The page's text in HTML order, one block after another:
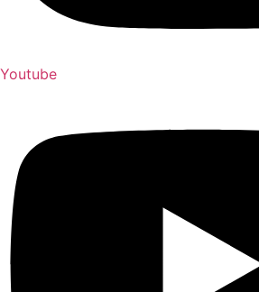
Youtube